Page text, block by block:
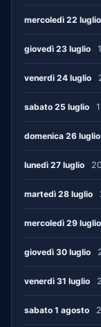
mercoledì 22 luglio
giovedì 23 luglio
venerdì 24 luglio
sabato 25 luglio
domenica 26 luglio
lunedì 27 luglio
martedì 28 luglio
mercoledì 29 luglio
giovedì 30 luglio
venerdì 31 luglio
sabato 1 agosto